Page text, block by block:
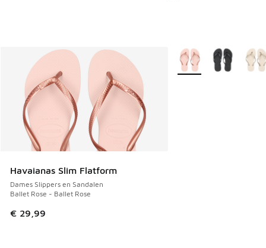
Havaianas Slim Flatform
Dames Slippers en Sandalen
Ballet Rose - Ballet Rose
€ 29,99
Meer kleuren